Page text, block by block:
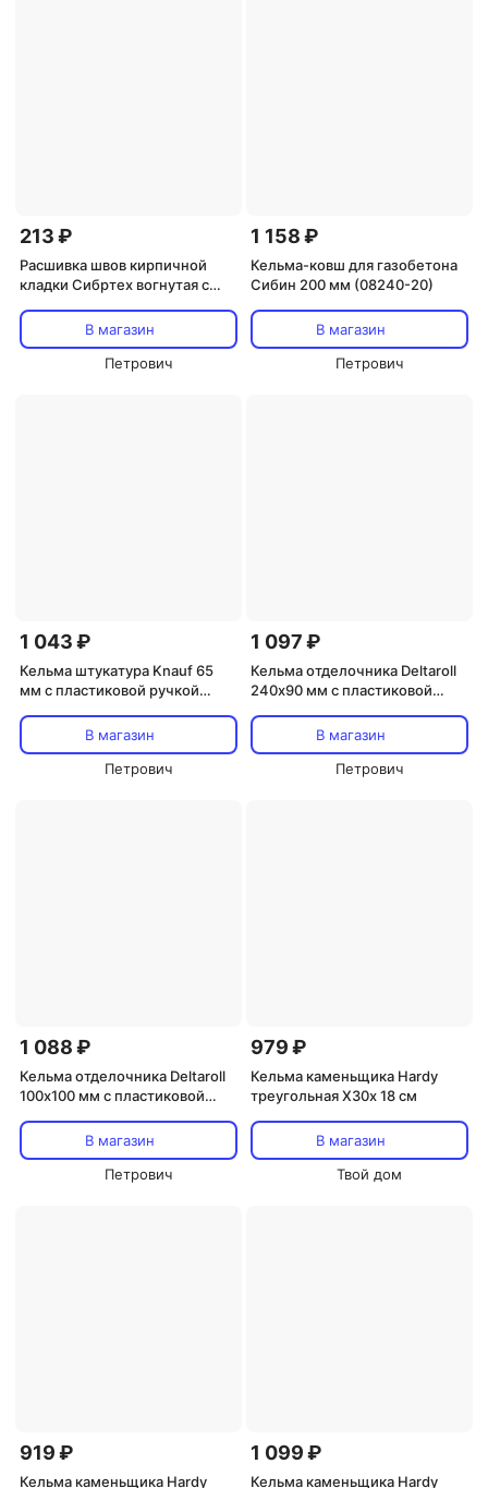
213 ₽
Расшивка швов кирпичной
кладки Сибртех вогнутая с
В магазин
Петрович
1 158 ₽
Кельма-ковш для газобетона
Сибин 200 мм (08240-20)
В магазин
Петрович
1 043 ₽
Кельма штукатура Knauf 65
мм с пластиковой ручкой
В магазин
Петрович
1 097 ₽
Кельма отделочника Deltaroll
240х90 мм с пластиковой
В магазин
Петрович
1 088 ₽
Кельма отделочника Deltaroll
100х100 мм с пластиковой
В магазин
Петрович
979 ₽
Кельма каменьщика Hardy
треугольная X30x 18 см
В магазин
Твой дом
919 ₽
Кельма каменьщика Hardy
1 099 ₽
Кельма каменьщика Hardy